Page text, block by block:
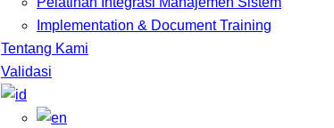
Implementation & Document Training
Tentang Kami
Validasi